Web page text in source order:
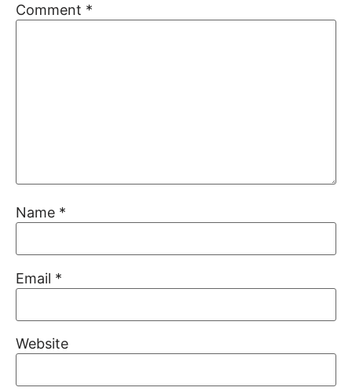
Comment *
Name *
Email *
Website